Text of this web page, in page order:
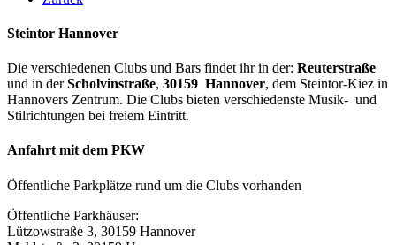
Steintor Hannover
Die verschiedenen Clubs und Bars findet ihr in der: Reuterstraße
und in derScholvinstraße, 30159 Hannover, dem Steintor-Kiez in
Hannovers Zentrum. Die Clubs bieten verschiedenste Musik- und
Stilrichtungen bei freiem Eintritt.
Anfahrt mit dem PKW
Öffentliche Parkplätze rund um die Clubs vorhanden
Öffentliche Parkhäuser:
Lützowstraße 3, 30159 Hannover